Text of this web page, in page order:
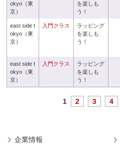
okyo（東
京）
を楽しも
う！
east side t
okyo（東
京）
入門クラス
ラッピング
を楽しも
う！
east side t
okyo（東
京）
入門クラス
ラッピング
を楽しも
う！
1 2 3 4
企業情報